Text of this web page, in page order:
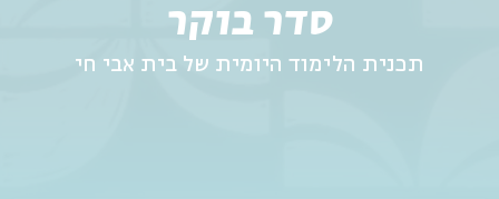
סדר בוקר
תכנית הלימוד היומית של בית אבי חי